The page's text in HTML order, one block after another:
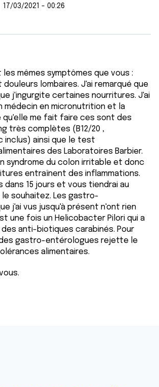
17/03/2021 - 00:26
mêmes symptômes que vous :
lombaires. J'ai remarqué que
j'ingurgite certaines nourritures. J'ai
médecin en micronutrition et la
qu'elle me fait faire ces sont des
très complètes (B12/20 ,
inclus) ainsi que le test
des Laboratoires Barbier.
syndrome du colon irritable et donc
entraînent des inflammations.
dans 15 jours et vous tiendrai au
souhaitez. Les gastro-
j'ai vus jusqu'à présent n'ont rien
une fois un Helicobacter Pilori qui a
anti-biotiques carabinés. Pour
gastro-entérologues rejette le
alimentaires.